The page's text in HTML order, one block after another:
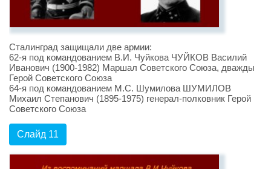
Сталинград защищали две армии:
62-я под командованием В.И. Чуйкова ЧУЙКОВ Василий
Иванович (1900-1982) Маршал Советского Союза, дважды
Герой Советского Союза
64-я под командованием М.С. Шумилова ШУМИЛОВ
Михаил Степанович (1895-1975) генерал-полковник Герой
Советского Союза
Слайд 11